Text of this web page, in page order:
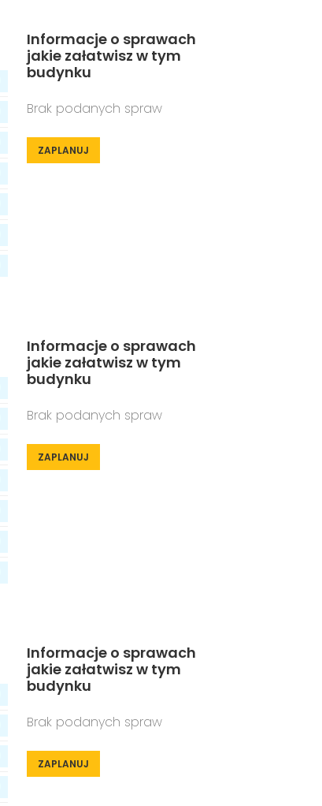
Informacje o sprawach
jakie załatwisz w tym
budynku
Brak podanych spraw
ZAPLANUJ
Informacje o sprawach
jakie załatwisz w tym
budynku
Brak podanych spraw
ZAPLANUJ
Informacje o sprawach
jakie załatwisz w tym
budynku
Brak podanych spraw
ZAPLANUJ